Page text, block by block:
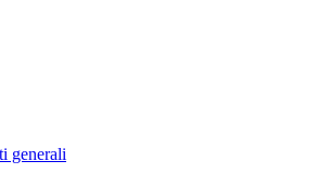
generali